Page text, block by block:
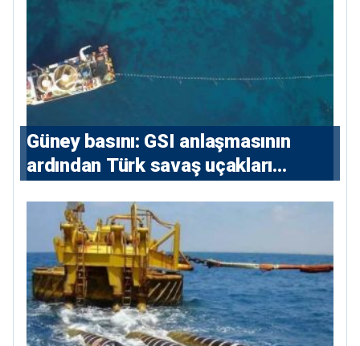
Güney basını: ⁠GSI anlaşmasının
ardından Türk savaş uçakları